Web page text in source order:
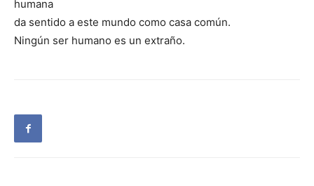
humana
da sentido a este mundo como casa común.
Ningún ser humano es un extraño.